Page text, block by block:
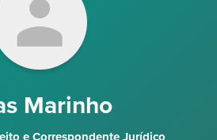
Marinho
e Correspondente Jurídico